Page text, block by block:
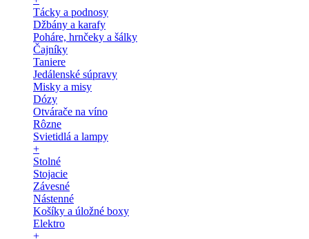
Tácky a podnosy
Džbány a karafy
Poháre, hrnčeky a šálky
Čajníky
Taniere
Jedálenské súpravy
Misky a misy
Dózy
Otvárače na víno
Rôzne
Svietidlá a lampy
+
Stolné
Stojacie
Závesné
Nástenné
Košíky a úložné boxy
Elektro
+